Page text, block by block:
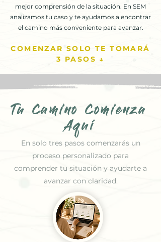
mejor comprensión de la situación. En SEM
analizamos tu caso y te ayudamos a encontrar
el camino más conveniente para avanzar.
COMENZAR SOLO TE TOMARÁ
3 PASOS ↓
Tu Camino Comienza
Aquí
En solo tres pasos comenzarás un
proceso personalizado para
comprender tu situación y ayudarte a
avanzar con claridad.